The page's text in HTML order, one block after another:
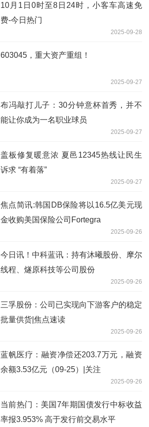
10月1日0时至8日24时，小客车高速免
费-今日热门
2025-09-28
603045，重大资产重组！
2025-09-27
布冯敲打儿子：30分钟意杯首秀，并不
能让你成为一名职业球员
2025-09-27
盖板修复暖意浓 夏邑12345热线让民生
诉求 “有着落”
2025-09-27
焦点简讯:韩国DB保险将以16.5亿美元现
金收购美国保险公司Fortegra
2025-09-26
今日讯！中科蓝讯：持有沐曦股份、摩尔
线程、燧原科技等公司股份
2025-09-26
三孚股份：公司已实现向下游客户的稳定
批量供货|焦点速读
2025-09-26
蓝帆医疗：融资净偿还203.7万元，融资
余额3.53亿元（09-25）|关注
2025-09-26
当前热门：美国7年期国债发行中标收益
率报3.953% 高于发行前交易水平